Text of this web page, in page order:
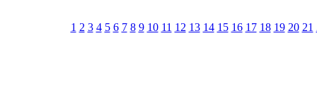
1 2 3 4 5 6 7 8 9 10 11 12 13 14 15 16 17 18 19 20 21